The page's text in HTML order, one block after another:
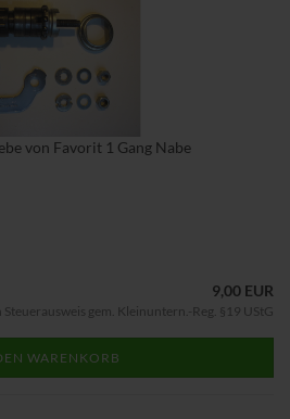
von Favorit 1 Gang Nabe
9,00 EUR
Steuerausweis gem. Kleinuntern.-Reg. §19 UStG
WARENKORB